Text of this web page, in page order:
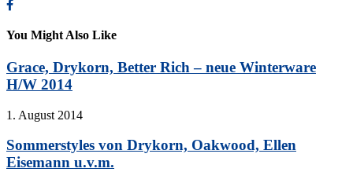
You Might Also Like
Grace, Drykorn, Better Rich – neue Winterware
H/W 2014
1. August 2014
Sommerstyles von Drykorn, Oakwood, Ellen
Eisemann u.v.m.